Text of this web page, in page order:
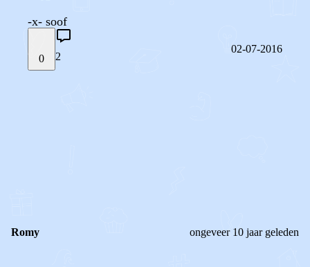
-x- soof
0 2
02-07-2016
Romy ongeveer 10 jaar geleden